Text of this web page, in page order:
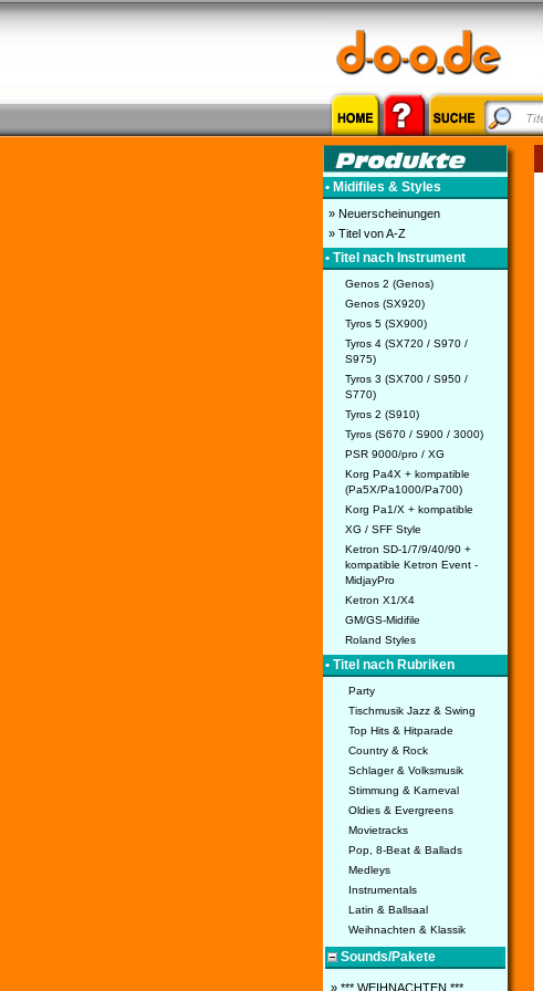
• Midifiles & Styles
» Neuerscheinungen
» Titel von A-Z
• Titel nach Instrument
Genos 2 (Genos)
Genos (SX920)
Tyros 5 (SX900)
Tyros 4 (SX720 / S970 /
S975)
Tyros 3 (SX700 / S950 /
S770)
Tyros 2 (S910)
Tyros (S670 / S900 / 3000)
PSR 9000/pro / XG
Korg Pa4X + kompatible
(Pa5X/Pa1000/Pa700)
Korg Pa1/X + kompatible
XG / SFF Style
Ketron SD-1/7/9/40/90 +
kompatible Ketron Event -
MidjayPro
Ketron X1/X4
GM/GS-Midifile
Roland Styles
• Titel nach Rubriken
Party
Tischmusik Jazz & Swing
Top Hits & Hitparade
Country & Rock
Schlager & Volksmusik
Stimmung & Karneval
Oldies & Evergreens
Movietracks
Pop, 8-Beat & Ballads
Medleys
Instrumentals
Latin & Ballsaal
Weihnachten & Klassik
Sounds/Pakete
» *** WEIHNACHTEN ***